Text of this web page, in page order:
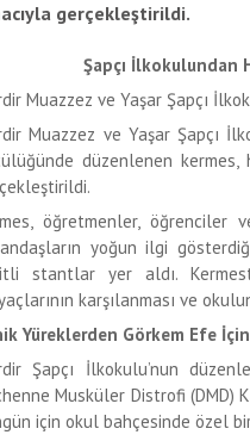
gerçekleştirildi.
Şapçı İlkokulundan
Muazzez ve Yaşar Şapçı
Muazzez ve Yaşar Şapçı
düzenlenen kermes,
öğretmenler,
yoğun ilgi
stantlar yer aldı.
karşılanması ve
Yüreklerden Görkem Efe
Şapçı İlkokulu’nun
Musküler Distrofi (DMD)
için okul bahçesinde özel